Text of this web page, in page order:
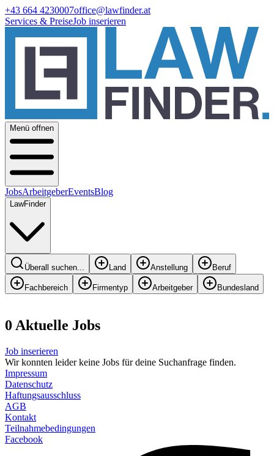
+43 664 4230007office@lawfinder.at
Services & PreiseJob inserieren
Menü offnen
JobsArbeitgeberEventsBlog
LawFinder
Überall suchen... Land Anstellung Beruf
Fachbereich Firmentyp Arbeitgeber Bundesland
0 Aktuelle Jobs
Job inserieren
Wir konnten leider keine Jobs für deine Suchanfrage finden.
Impressum
Datenschutz
Haftungsausschluss
AGB
Kontakt
Teilnahmebedingungen
Facebook